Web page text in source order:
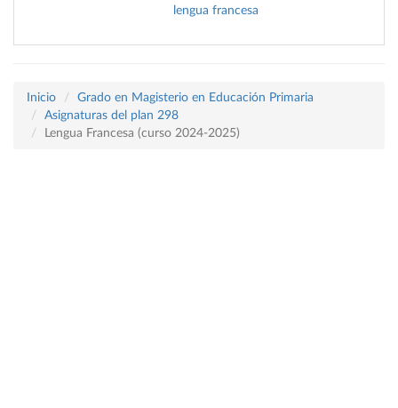
lengua francesa
Inicio
Grado en Magisterio en Educación Primaria
Asignaturas del plan 298
Lengua Francesa (curso 2024-2025)